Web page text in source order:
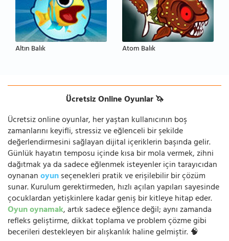
Altın Balık Atom Balık
Ücretsiz Online Oyunlar 🦄
Ücretsiz online oyunlar, her yaştan kullanıcının boş
zamanlarını keyifli, stressiz ve eğlenceli bir şekilde
değerlendirmesini sağlayan dijital içeriklerin başında gelir.
Günlük hayatın temposu içinde kısa bir mola vermek, zihni
dağıtmak ya da sadece eğlenmek isteyenler için tarayıcıdan
oynananoyunseçenekleri pratik ve erişilebilir bir çözüm
sunar. Kurulum gerektirmeden, hızlı açılan yapıları sayesinde
çocuklardan yetişkinlere kadar geniş bir kitleye hitap eder.
Oyun oynamak, artık sadece eğlence değil; aynı zamanda
refleks geliştirme, dikkat toplama ve problem çözme gibi
becerileri destekleyen bir alışkanlık haline gelmiştir. 🧠